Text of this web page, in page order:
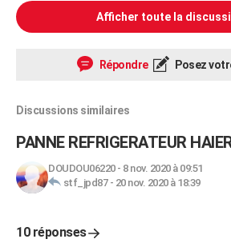
Afficher toute la
Répondre Posez
Discussions similaires
PANNE REFRIGERATEUR
DOUDOU06220- 8 nov. 2020 à 09:51
stf_jpd87- 20 nov. 2020 à 18:39
10 réponses